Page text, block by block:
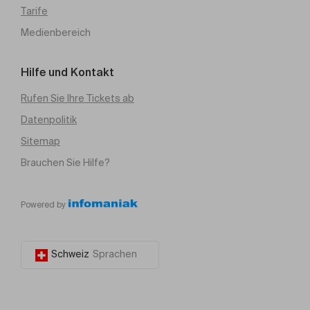
Tarife
Medienbereich
Hilfe und Kontakt
Rufen Sie Ihre Tickets ab
Datenpolitik
Sitemap
Brauchen Sie Hilfe?
Powered by
Schweiz Sprachen